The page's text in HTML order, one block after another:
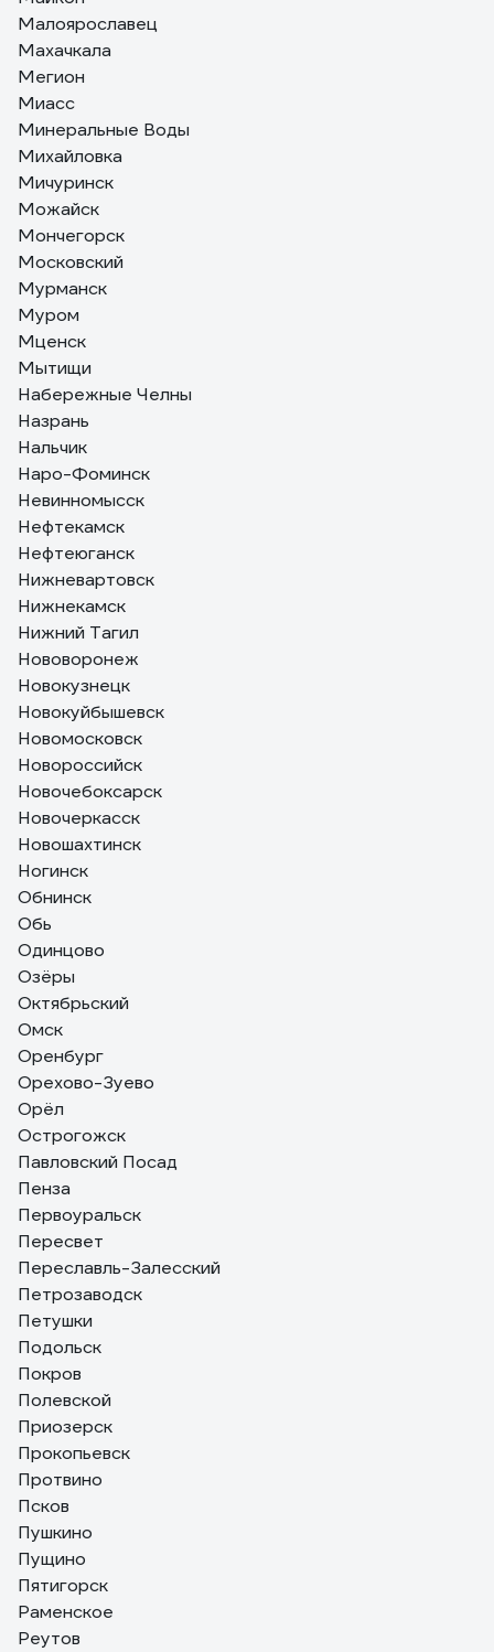
Малоярославец
Махачкала
Мегион
Миасс
Минеральные Воды
Михайловка
Мичуринск
Можайск
Мончегорск
Московский
Мурманск
Муром
Мценск
Мытищи
Набережные Челны
Назрань
Нальчик
Наро-Фоминск
Невинномысск
Нефтекамск
Нефтеюганск
Нижневартовск
Нижнекамск
Нижний Тагил
Нововоронеж
Новокузнецк
Новокуйбышевск
Новомосковск
Новороссийск
Новочебоксарск
Новочеркасск
Новошахтинск
Ногинск
Обнинск
Обь
Одинцово
Озёры
Октябрьский
Омск
Оренбург
Орехово-Зуево
Орёл
Острогожск
Павловский Посад
Пенза
Первоуральск
Пересвет
Переславль-Залесский
Петрозаводск
Петушки
Подольск
Покров
Полевской
Приозерск
Прокопьевск
Протвино
Псков
Пушкино
Пущино
Пятигорск
Раменское
Реутов